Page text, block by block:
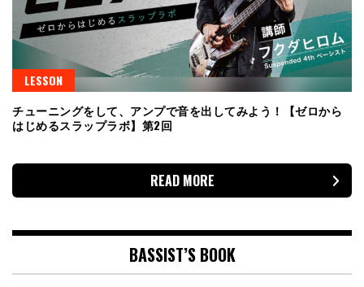
LESSON
チューニングをして、アンプで音を出してみよう！【ゼロから
はじめるスラップラボ】第2回
READ MORE
BASSIST’S BOOK